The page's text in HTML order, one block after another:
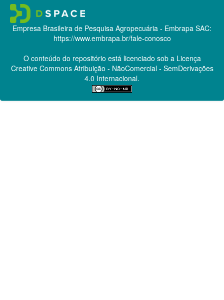
Empresa Brasileira de Pesquisa Agropecuária - Embrapa SAC:
https://www.embrapa.br/fale-conosco
O conteúdo do repositório está licenciado sob a Licença
Creative CommonsAtribuição - NãoComercial - SemDerivações
4.0 Internacional.